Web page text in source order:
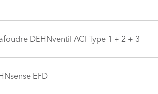
DEHNventil ACI Type 1 + 2 + 3
EFD